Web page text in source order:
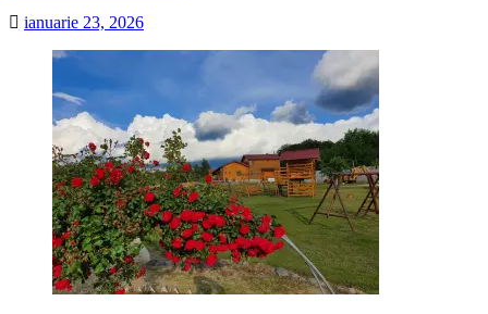
ianuarie 23, 2026